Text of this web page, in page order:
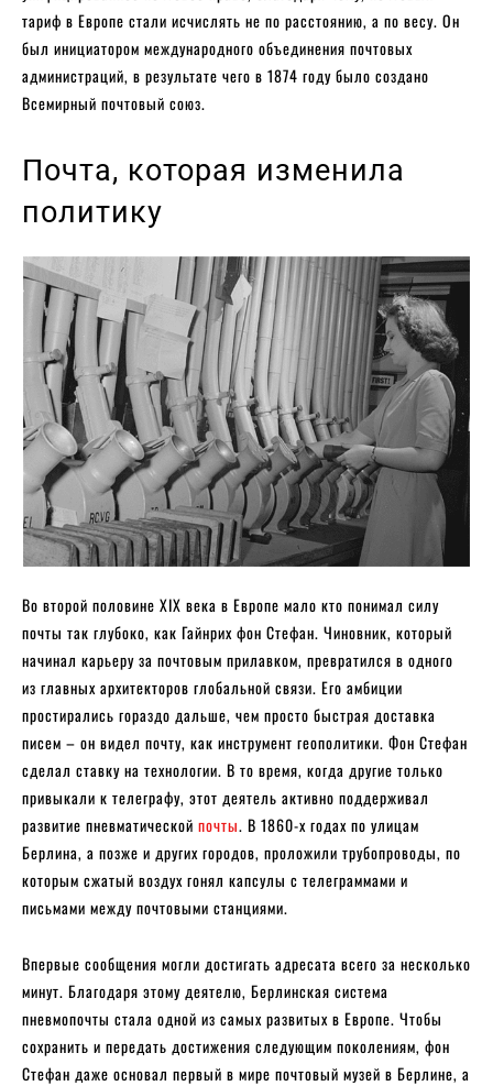
тариф в Европе стали исчислять не по расстоянию, а по весу. Он
был инициатором международного объединения почтовых
администраций, в результате чего в 1874 году было создано
Всемирный почтовый союз.
Почта, которая изменила
политику
Во второй половине XIX века в Европе мало кто понимал силу
почты так глубоко, как Гайнрих фон Стефан. Чиновник, который
начинал карьеру за почтовым прилавком, превратился в одного
из главных архитекторов глобальной связи. Его амбиции
простирались гораздо дальше, чем просто быстрая доставка
писем – он видел почту, как инструмент геополитики. Фон Стефан
сделал ставку на технологии. В то время, когда другие только
привыкали к телеграфу, этот деятель активно поддерживал
развитие пневматической почты. В 1860-х годах по улицам
Берлина, а позже и других городов, проложили трубопроводы, по
которым сжатый воздух гонял капсулы с телеграммами и
письмами между почтовыми станциями.
Впервые сообщения могли достигать адресата всего за несколько
минут. Благодаря этому деятелю, Берлинская система
пневмопочты стала одной из самых развитых в Европе. Чтобы
сохранить и передать достижения следующим поколениям, фон
Стефан даже основал первый в мире почтовый музей в Берлине, а